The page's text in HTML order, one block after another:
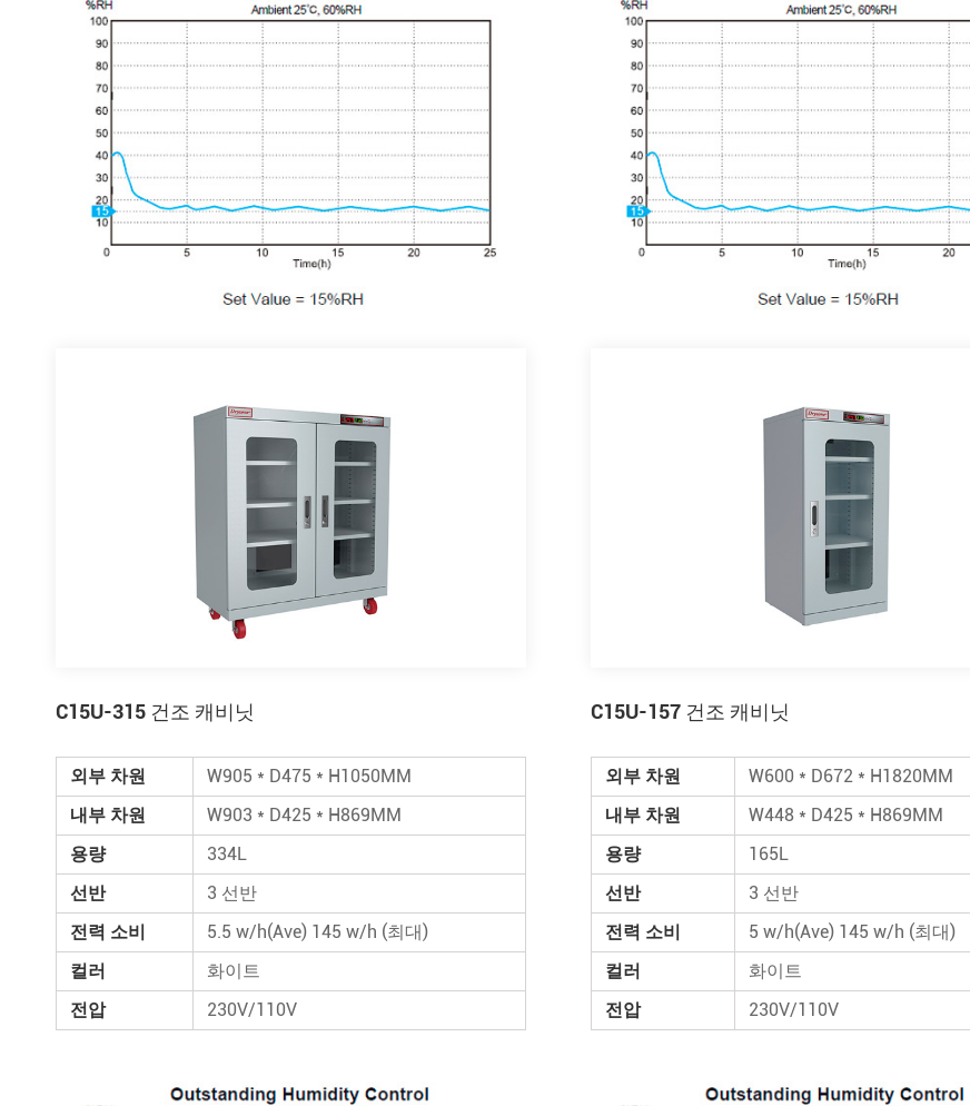
C15U-315 건조 캐비닛
외부 차원
W905 * D475 * H1050MM
내부 차원
W903 * D425 * H869MM
용량
334L
선반
3 선반
전력 소비
5.5 w/h(Ave) 145 w/h (최대)
컬러
화이트
전압
230V/110V
C15U-157 건조 캐비닛
외부 차원
W600 * D672 * H1820MM
내부 차원
W448 * D425 * H869MM
용량
165L
선반
3 선반
전력 소비
5 w/h(Ave) 145 w/h (최대)
컬러
화이트
전압
230V/110V